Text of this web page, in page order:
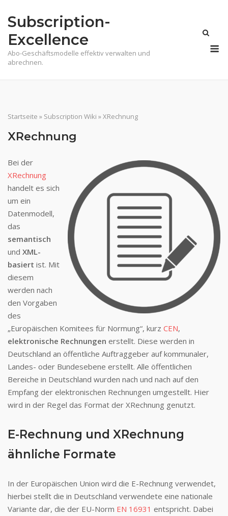
Subscription-
Excellence
Abo-Geschäftsmodelle effektiv verwalten und
abrechnen.
Startseite » Subscription Wiki »XRechnung
XRechnung
Bei der
XRechnung
handelt es sich
um ein
Datenmodell,
das
semantisch
und XML-
basiert ist. Mit
diesem
werden nach
den Vorgaben
des
„Europäischen Komitees für Normung“, kurz CEN,
elektronische Rechnungen erstellt. Diese werden in
Deutschland an öffentliche Auftraggeber auf kommunaler,
Landes- oder Bundesebene erstellt. Alle öffentlichen
Bereiche in Deutschland wurden nach und nach auf den
Empfang der elektronischen Rechnungen umgestellt. Hier
wird in der Regel das Format der XRechnung genutzt.
E-Rechnung und XRechnung
ähnliche Formate
In der Europäischen Union wird die E-Rechnung verwendet,
hierbei stellt die in Deutschland verwendete eine nationale
Variante dar, die der EU-Norm EN 16931 entspricht. Dabei